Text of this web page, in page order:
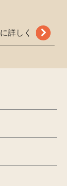
詳しく